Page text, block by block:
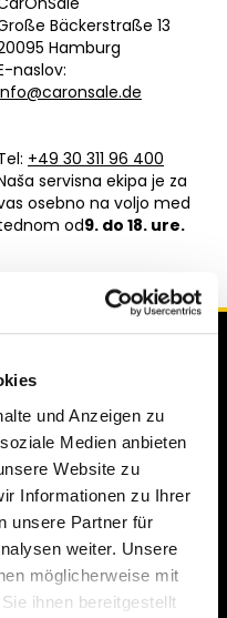
und Anzeigen zu
Medien anbieten
Website zu
Informationen zu Ihrer
unsere Partner für
weiter. Unsere
möglicherweise mit
ihnen bereitgestellt
Bäckerstraße 13
Hamburg
naslov:
+49 30 311 96 400
servisna ekipa je za
osebno na voljo med
od9. do 18. ure.
serije 3
BMW serije 5